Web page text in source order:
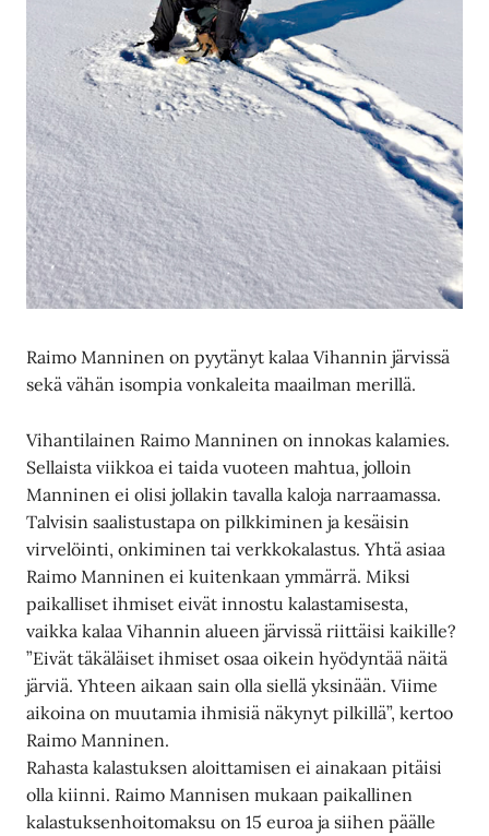
Raimo Manninen on pyytänyt kalaa Vihannin järvissä
sekä vähän isompia vonkaleita maailman merillä.
Vihantilainen Raimo Manninen on innokas kalamies.
Sellaista viikkoa ei taida vuoteen mahtua, jolloin
Manninen ei olisi jollakin tavalla kaloja narraamassa.
Talvisin saalistustapa on pilkkiminen ja kesäisin
virvelöinti, onkiminen tai verkkokalastus. Yhtä asiaa
Raimo Manninen ei kuitenkaan ymmärrä. Miksi
paikalliset ihmiset eivät innostu kalastamisesta,
vaikka kalaa Vihannin alueen järvissä riittäisi kaikille?
”Eivät täkäläiset ihmiset osaa oikein hyödyntää näitä
järviä. Yhteen aikaan sain olla siellä yksinään. Viime
aikoina on muutamia ihmisiä näkynyt pilkillä”, kertoo
Raimo Manninen.
Rahasta kalastuksen aloittamisen ei ainakaan pitäisi
olla kiinni. Raimo Mannisen mukaan paikallinen
kalastuksenhoitomaksu on 15 euroa ja siihen päälle